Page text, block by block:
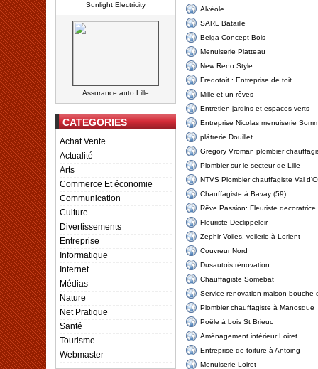
Sunlight Electricity
Assurance auto Lille
CATEGORIES
Achat Vente
Actualité
Arts
Commerce Et économie
Communication
Culture
Divertissements
Entreprise
Informatique
Internet
Médias
Nature
Net Pratique
Santé
Tourisme
Webmaster
Alvéole
SARL Bataille
Belga Concept Bois
Menuiserie Platteau
New Reno Style
Fredotoit : Entreprise de toit
Mille et un rêves
Entretien jardins et espaces verts
Entreprise Nicolas menuiserie
plâtrerie Douillet
Gregory Vroman plombier
Plombier sur le secteur de Lille
NTVS Plombier chauffagiste Val
Chauffagiste à Bavay (59)
Rêve Passion: Fleuriste decoratrice
Fleuriste Declippeleir
Zephir Voiles, voilerie à Lorient
Couvreur Nord
Dusautois rénovation
Chauffagiste Somebat
Service renovation maison bouche
Plombier chauffagiste à Manosque
Poêle à bois St Brieuc
Aménagement intérieur Loiret
Entreprise de toiture à Antoing
Menuiserie Loiret